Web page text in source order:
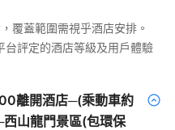
覆蓋範圍需視乎酒店安排。
台評定的酒店等級及用戶體驗
離開酒店─(乘動車約
山龍門景區(包環保